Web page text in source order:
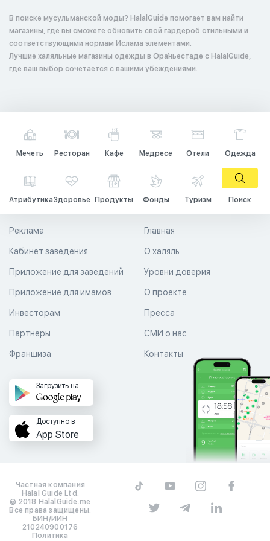
В поиске мусульманской моды? HalalGuide помогает вам найти
магазины, где вы сможете обновить свой гардероб стильными и
соответствующими нормам Ислама элементами.
Лучшие халяльные магазины одежды в Ора́ньестаде с HalalGuide,
где ваш выбор сочетается с вашими убеждениями.
Мечеть Ресторан Кафе Медресе Отели Одежда
АтрибутикаЗдоровье Продукты Фонды Туризм Поиск
Главная
О халяль
Уровни доверия
Реклама
Кабинет заведения
Приложение для заведений
Приложение для имамов О проекте
Пресса
СМИ о нас
Контакты
Инвесторам
Партнеры
Франшиза
Загрузить на
Доступно в
App Store
Частная компания
Halal Guide Ltd.
© 2018 HalalGuide.me
Все права защищены.
БИН/ИИН
210240900176
Политика